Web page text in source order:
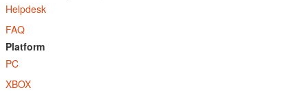
Helpdesk
FAQ
Platform
PC
XBOX